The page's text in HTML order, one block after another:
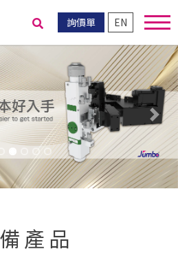
詢價單 EN
送出搜尋
Next
設備產品